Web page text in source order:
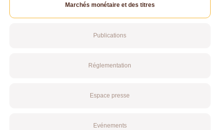
Marchés monétaire et des titres
Publications
Réglementation
Espace presse
Evénements